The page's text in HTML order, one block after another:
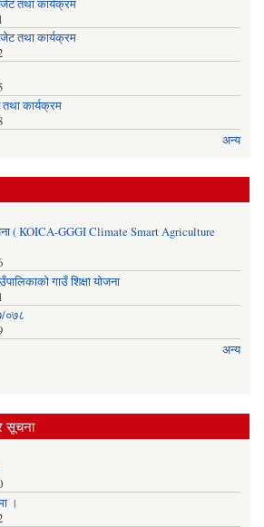
तथा कार्यक्रम
तथा कार्यक्रम
कार्यक्रम
अन्य
( KOICA-GGGI Climate Smart Agriculture
गाउँ शिक्षा योजना
०७८
अन्य
सूचना
।